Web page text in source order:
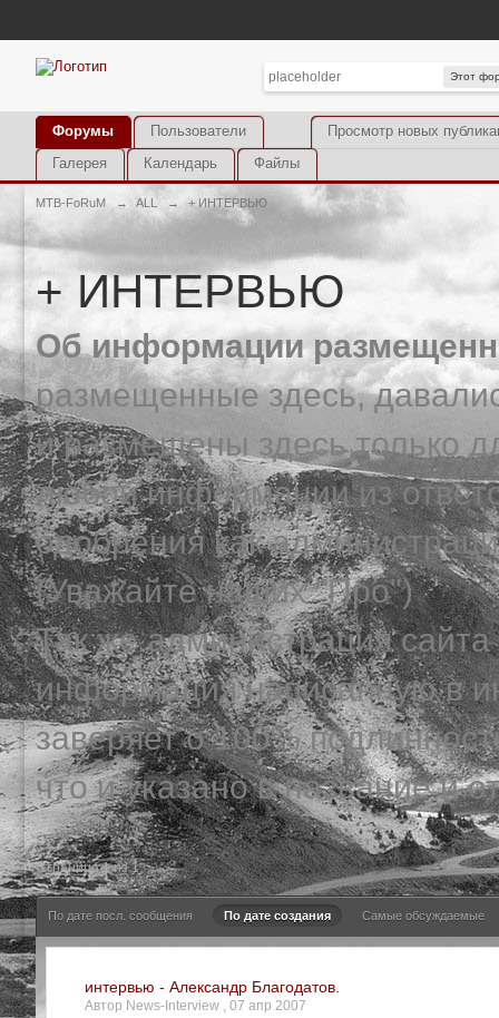
Этот
Просмотр новых
Форумы
Пользователи
Галерея
Календарь Файлы
MTB-FoRuM → ALL → + ИНТЕРВЬЮ
+ ИНТЕРВЬЮ
Об информации
размещенные здесь,
и размещены здесь только
любой информации из
одобрения как
(Уважайте наших "Про")
Так же администрация
информация написанную в
заверяет о 100%
что и указано в название и
Страница 1 из 1
По дате посл. сообщения По дате создания Самые обсуждаемые
интервью - Александр Благодатов.
Автор News-Interview , 07 апр 2007